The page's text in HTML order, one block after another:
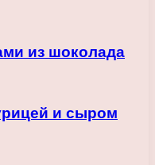
из шоколада
и сыром